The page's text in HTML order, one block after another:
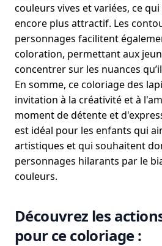
couleurs vives et variées, ce
encore plus attractif. Les
personnages facilitent
coloration, permettant aux
concentrer sur les nuances
En somme, ce coloriage des
invitation à la créativité et à
moment de détente et
est idéal pour les enfants qui
artistiques et qui souhaitent
personnages hilarants par le
couleurs.
Découvrez les
pour ce coloriage :